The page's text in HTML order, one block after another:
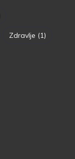
Zdravlje (1)